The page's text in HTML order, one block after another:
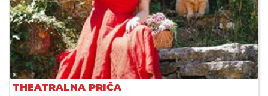
THEATRALNA PRIČA